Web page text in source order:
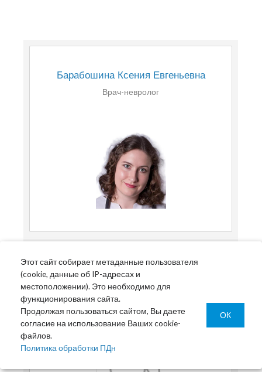
Барабошина Ксения Евгеньевна
Врач-невролог
Гаджиева Сапюв Сайдуллаевна
Врач-невролог
Этот сайт собирает метаданные пользователя
(cookie, данные об IP-адресах и
местоположении). Это необходимо для
функционирования сайта.
Продолжая пользоваться сайтом, Вы даете
согласие на использование Ваших cookie-
файлов.
Политика обработки ПДн
ОК